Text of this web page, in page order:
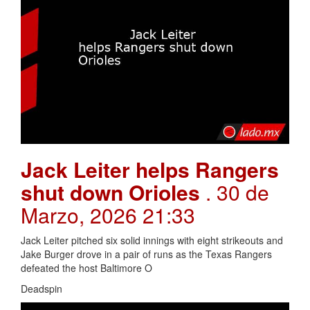
Jack Leiter helps Rangers
shut down Orioles . 30 de
Marzo, 2026 21:33
Jack Leiter pitched six solid innings with eight strikeouts and
Jake Burger drove in a pair of runs as the Texas Rangers
defeated the host Baltimore O
Deadspin